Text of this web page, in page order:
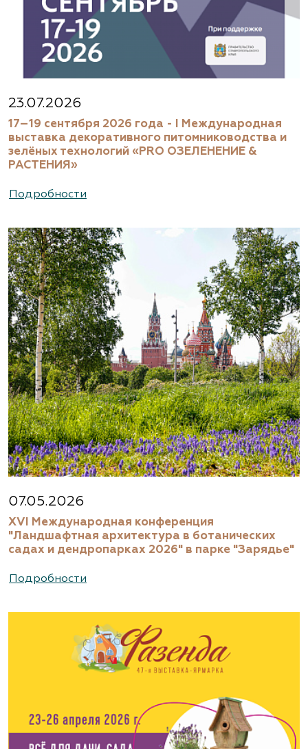
23.07.2026
17–19 сентября 2026 года - I Международная
выставка декоративного питомниководства и
зелёных технологий «PRO ОЗЕЛЕНЕНИЕ &
РАСТЕНИЯ»
Подробности
07.05.2026
XVI Международная конференция
"Ландшафтная архитектура в ботанических
садах и дендропарках 2026" в парке "Зарядье"
Подробности